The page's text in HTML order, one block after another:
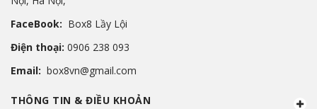
FaceBook: Box8 Lầy Lội
Điện thoại: 0906 238 093
Email: box8vn@gmail.com
THÔNG TIN & ĐIỀU KHOẢN